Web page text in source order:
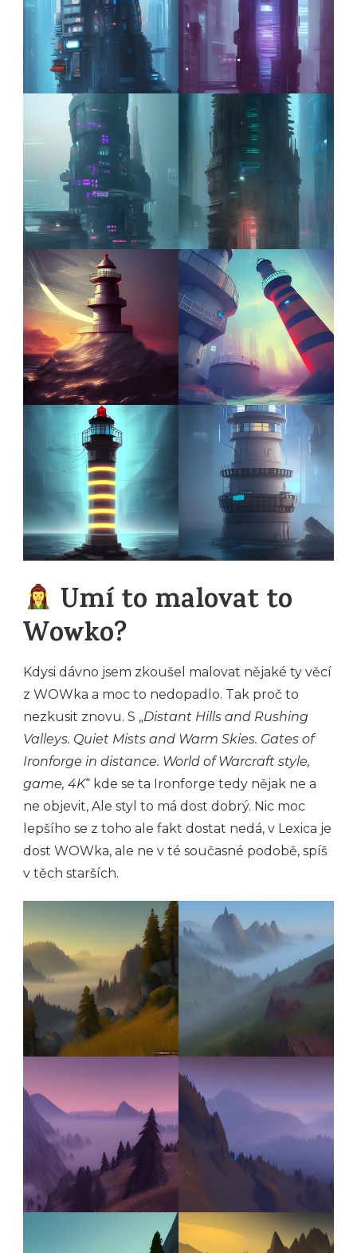
Umí to malovat to
Wowko?
Kdysi dávno jsem zkoušel malovat nějaké ty věcí
z WOWka a moc to nedopadlo. Tak proč to
nezkusit znovu. S „Distant Hills and Rushing
Valleys. Quiet Mists and Warm Skies. Gates of
Ironforge in distance. World of Warcraft style,
game, 4K“ kde se ta Ironforge tedy nějak ne a
ne objevit, Ale styl to má dost dobrý. Nic moc
lepšího se z toho ale fakt dostat nedá, v Lexica je
dost WOWka, ale ne v té současné podobě, spíš
v těch starších.